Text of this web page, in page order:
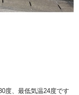
度、最低気温24度です